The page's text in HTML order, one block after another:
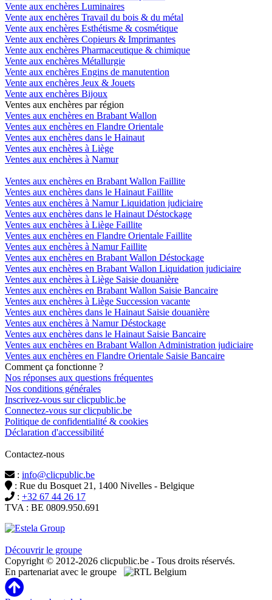
Vente aux enchères Luminaires
Vente aux enchères Travail du bois & du métal
Vente aux enchères Esthétisme & cosmétique
Vente aux enchères Copieurs & Imprimantes
Vente aux enchères Pharmaceutique & chimique
Vente aux enchères Métallurgie
Vente aux enchères Engins de manutention
Vente aux enchères Jeux & Jouets
Vente aux enchères Bijoux
Ventes aux enchères par région
Ventes aux enchères en Brabant Wallon
Ventes aux enchères en Flandre Orientale
Ventes aux enchères dans le Hainaut
Ventes aux enchères à Liège
Ventes aux enchères à Namur
Ventes aux enchères en Brabant Wallon Faillite
Ventes aux enchères dans le Hainaut Faillite
Ventes aux enchères à Namur Liquidation judiciaire
Ventes aux enchères dans le Hainaut Déstockage
Ventes aux enchères à Liège Faillite
Ventes aux enchères en Flandre Orientale Faillite
Ventes aux enchères à Namur Faillite
Ventes aux enchères en Brabant Wallon Déstockage
Ventes aux enchères en Brabant Wallon Liquidation judiciaire
Ventes aux enchères à Liège Saisie douanière
Ventes aux enchères en Brabant Wallon Saisie Bancaire
Ventes aux enchères à Liège Succession vacante
Ventes aux enchères dans le Hainaut Saisie douanière
Ventes aux enchères à Namur Déstockage
Ventes aux enchères dans le Hainaut Saisie Bancaire
Ventes aux enchères en Brabant Wallon Administration judiciaire
Ventes aux enchères en Flandre Orientale Saisie Bancaire
Comment ça fonctionne ?
Nos réponses aux questions fréquentes
Nos conditions générales
Inscrivez-vous sur clicpublic.be
Connectez-vous sur clicpublic.be
Politique de confidentialité & cookies
Déclaration d'accessibilité
Contactez-nous
: info@clicpublic.be
: Rue du Bosquet 21, 1400 Nivelles - Belgique
: +32 67 44 26 17
TVA : BE 0809.950.691
Découvrir le groupe
Copyright © 2012-2026 clicpublic.be - Tous droits réservés.
En partenariat avec le groupe